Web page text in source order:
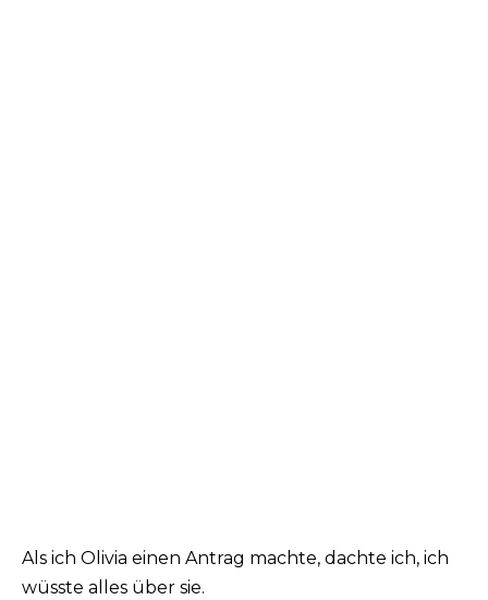
Als ich Olivia einen Antrag machte, dachte ich, ich
wüsste alles über sie.